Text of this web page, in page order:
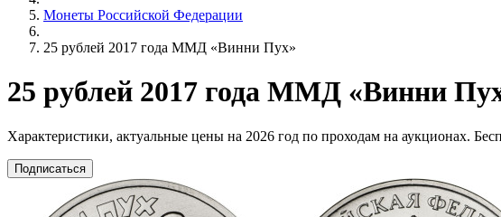
Монеты Российской Федерации
25 рублей 2017 года ММД «Винни Пух»
25 рублей 2017 года ММД «Винни
Характеристики, актуальные цены на 2026 год по проходам на аукционах.
Подписаться